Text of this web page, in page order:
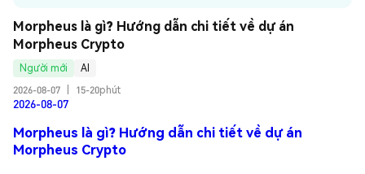
Morpheus là gì? Hướng dẫn chi tiết về dự án
Morpheus Crypto
Người mới
AI
2026-08-07
15-20phút
2026-08-07
Morpheus là gì? Hướng dẫn chi tiết về dự án
Morpheus Crypto